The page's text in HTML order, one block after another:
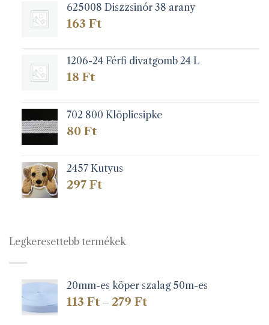
625008 Diszzsinór 38 arany
163 Ft
1206-24 Férfi divatgomb 24 L
18 Ft
702 800 Klöplicsipke
80 Ft
2457 Kutyus
297 Ft
Legkeresettebb termékek
20mm-es köper szalag 50m-es
113 Ft – 279 FtÁrtartomány: